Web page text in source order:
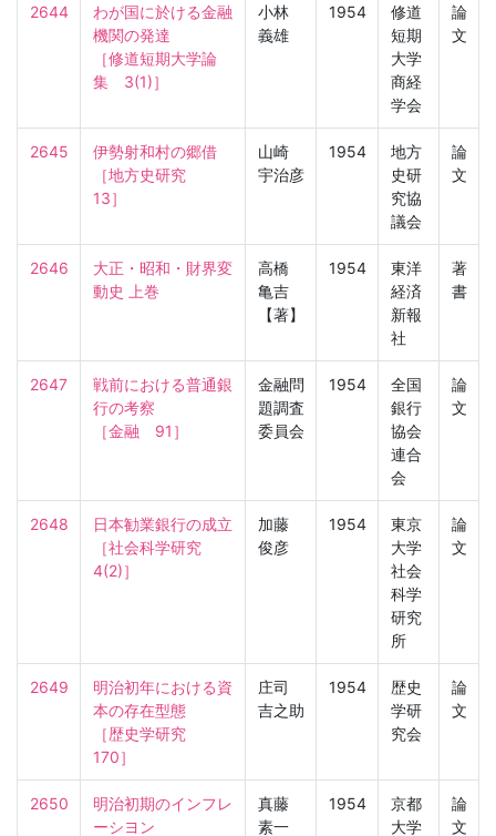
2644
わが国に於ける金融
機関の発達
［修道短期大学論
集　3(1)］
小林
義雄
1954
修道
短期
大学
商経
学会
論
文
2645
伊勢射和村の郷借
［地方史研究
13］
山崎
宇治彦
1954
地方
史研
究協
議会
論
文
2646
大正・昭和・財界変
動史 上巻
高橋
亀吉
【著】
1954
東洋
経済
新報
社
著
書
2647
戦前における普通銀
行の考察
［金融　91］
金融問
題調査
委員会
1954
全国
銀行
協会
連合
会
論
文
2648
日本勧業銀行の成立
［社会科学研究
4(2)］
加藤
俊彦
1954
東京
大学
社会
科学
研究
所
論
文
2649
明治初年における資
本の存在型態
［歴史学研究
170］
庄司
吉之助
1954
歴史
学研
究会
論
文
2650
明治初期のインフレ
ーシヨン
真藤
素一
1954
京都
大学
論
文